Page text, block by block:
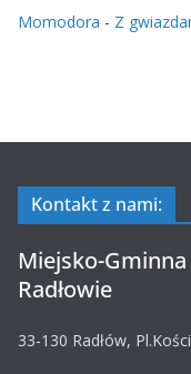
Momodora - Z
Kontakt z nami:
Miejsko-
Radłowie
33-130 Radłów,